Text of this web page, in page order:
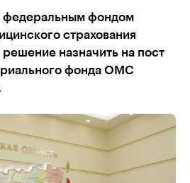
федеральным фондом
страхования
назначить на пост
фонда ОМС